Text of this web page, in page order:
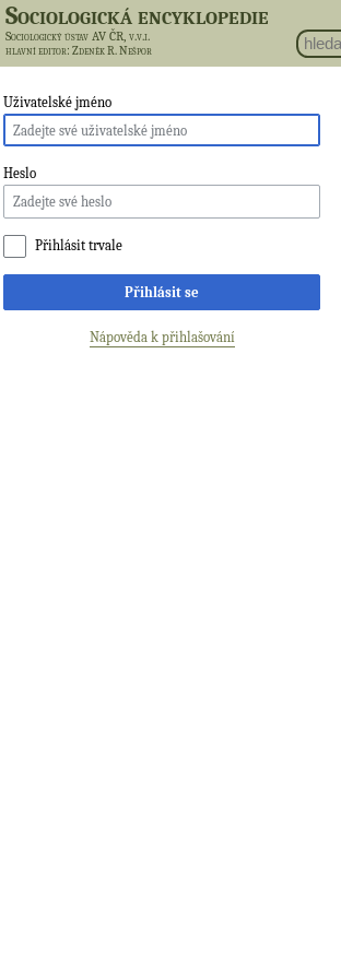
Sociologická encyklopedie
Sociologický ústav AV ČR, v.v.i.
hlavní editor: Zdeněk R. Nešpor
Uživatelské jméno
Heslo
Přihlásit trvale
Přihlásit se
Nápověda k přihlašování